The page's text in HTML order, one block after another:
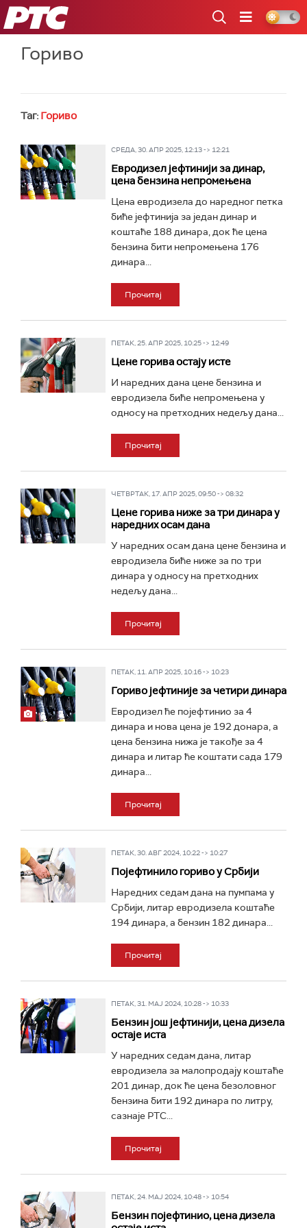
РТС
Гориво
Таг: Гориво
СРЕДА, 30. АПР 2025, 12:13 -> 12:21
Евродизел јефтинији за динар,
цена бензина непромењена
Цена евродизела до наредног петка
биће јефтинија за један динар и
коштаће 188 динара, док ће цена
бензина бити непромењена 176
динара...
Прочитај
ПЕТАК, 25. АПР 2025, 10:25 -> 12:49
Цене горива остају исте
И наредних дана цене бензина и
евродизела биће непромењена у
односу на претходних недељу дана...
Прочитај
ЧЕТВРТАК, 17. АПР 2025, 09:50 -> 08:32
Цене горива ниже за три динара у
наредних осам дана
У наредних осам дана цене бензина и
евродизела биће ниже за по три
динара у односу на претходних
недељу дана...
Прочитај
ПЕТАК, 11. АПР 2025, 10:16 -> 10:23
Гориво јефтиније за четири динара
Евродизел ће појефтинио за 4
динара и нова цена је 192 донара, а
цена бензина нижа је такође за 4
динара и литар ће коштати сада 179
динара...
Прочитај
ПЕТАК, 30. АВГ 2024, 10:22 -> 10:27
Појефтинило гориво у Србији
Наредних седам дана на пумпама у
Србији, литар евродизела коштаће
194 динара, а бензин 182 динара...
Прочитај
ПЕТАК, 31. МАЈ 2024, 10:28 -> 10:33
Бензин још јефтинији, цена дизела
остаје иста
У наредних седам дана, литар
евродизела за малопродају коштаће
201 динар, док ће цена безоловног
бензина бити 192 динара по литру,
сазнаје РТС...
Прочитај
ПЕТАК, 24. МАЈ 2024, 10:48 -> 10:54
Бензин појефтинио, цена дизела